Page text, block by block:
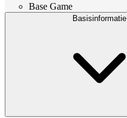
Base Game
Basisinformatie